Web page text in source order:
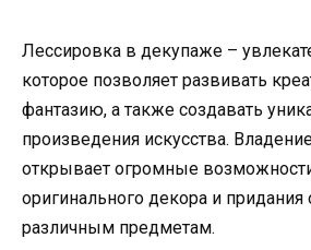
Лессировка в декупаже –
которое позволяет развивать
фантазию, а также создавать
произведения искусства.
открывает огромные
оригинального декора и
различным предметам.